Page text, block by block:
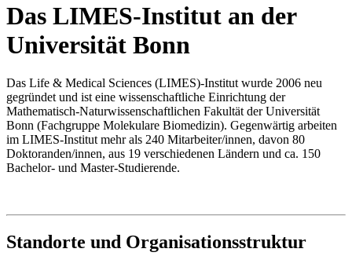
Das LIMES-Institut an der
Universität Bonn
Das Life & Medical Sciences (LIMES)-Institut wurde 2006 neu
gegründet und ist eine wissenschaftliche Einrichtung der
Mathematisch-Naturwissenschaftlichen Fakultät der Universität
Bonn (Fachgruppe Molekulare Biomedizin). Gegenwärtig arbeiten
im LIMES-Institut mehr als 240 Mitarbeiter/innen, davon 80
Doktoranden/innen, aus 19 verschiedenen Ländern und ca. 150
Bachelor- und Master-Studierende.
Standorte und Organisationsstruktur